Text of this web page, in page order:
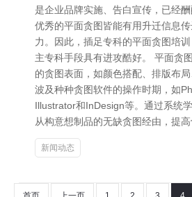
是企业品牌实施、告白宣传，已经酬
优秀的平面贪图皆能有用升迁信息
力。因此，插足专科的平面贪图培
主专科手段具有进攻酷好。 平面贪
的贪图表面，如颜色搭配、排版布
波及种种贪图软件的操作时期，如
Illustrator和InDesign等。通过系统
从构意想制品的无缺贪图经由，提
新闻动态